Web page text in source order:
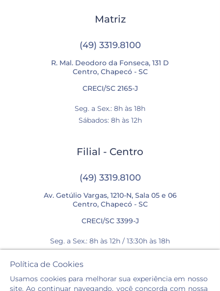
Matriz
(49) 3319.8100
R. Mal. Deodoro da Fonseca, 131 D
Centro, Chapecó - SC
CRECI/SC 2165-J
Seg. a Sex.: 8h às 18h
Sábados: 8h às 12h
Filial - Centro
(49) 3319.8100
Av. Getúlio Vargas, 1210-N, Sala 05 e 06
Centro, Chapecó - SC
CRECI/SC 3399-J
Seg. a Sex.: 8h às 12h / 13:30h às 18h
Sábados: 8h às 12h
Política de Cookies
Usamos cookies para melhorar sua experiência em nosso
site. Ao continuar navegando, você concorda com nossa